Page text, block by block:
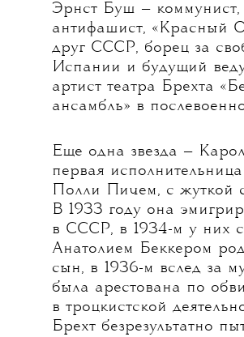
Эрнст Буш — коммунист,
антифашист, «Красный
друг СССР, борец за
Испании и будущий
артист театра Брехта
ансамбль» в
Еще одна звезда —
первая
Полли Пичем, с жуткой
В 1933 году она
в СССР, в 1934-м у них
Анатолием Беккером
сын, в 1936-м вслед за
была арестована по
в троцкистской
Брехт безрезультатно